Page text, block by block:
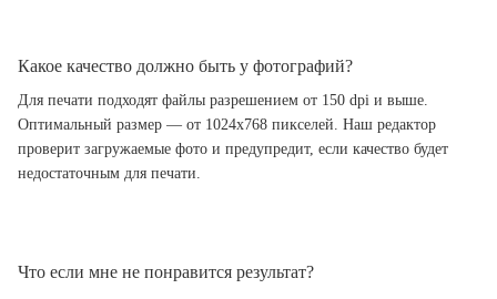
Какое качество должно быть у фотографий?
Для печати подходят файлы разрешением от 150 dpi и выше.
Оптимальный размер — от 1024x768 пикселей. Наш редактор
проверит загружаемые фото и предупредит, если качество будет
недостаточным для печати.
Что если мне не понравится результат?